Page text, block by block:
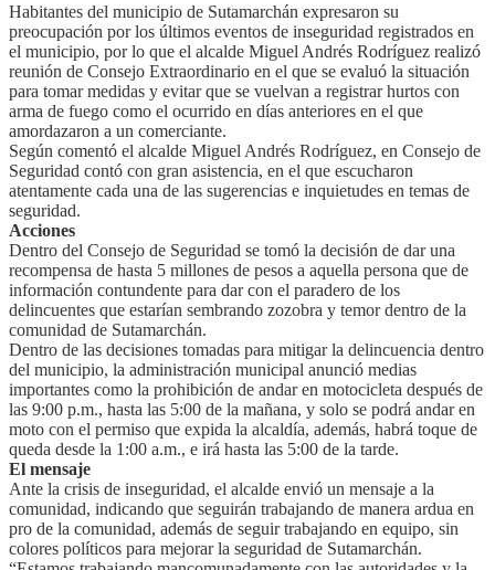
Habitantes del municipio de Sutamarchán expresaron su
preocupación por los últimos eventos de inseguridad registrados en
el municipio, por lo que el alcalde Miguel Andrés Rodríguez realizó
reunión de Consejo Extraordinario en el que se evaluó la situación
para tomar medidas y evitar que se vuelvan a registrar hurtos con
arma de fuego como el ocurrido en días anteriores en el que
amordazaron a un comerciante.
Según comentó el alcalde Miguel Andrés Rodríguez, en Consejo de
Seguridad contó con gran asistencia, en el que escucharon
atentamente cada una de las sugerencias e inquietudes en temas de
seguridad.
Acciones
Dentro del Consejo de Seguridad se tomó la decisión de dar una
recompensa de hasta 5 millones de pesos a aquella persona que de
información contundente para dar con el paradero de los
delincuentes que estarían sembrando zozobra y temor dentro de la
comunidad de Sutamarchán.
Dentro de las decisiones tomadas para mitigar la delincuencia dentro
del municipio, la administración municipal anunció medias
importantes como la prohibición de andar en motocicleta después de
las 9:00 p.m., hasta las 5:00 de la mañana, y solo se podrá andar en
moto con el permiso que expida la alcaldía, además, habrá toque de
queda desde la 1:00 a.m., e irá hasta las 5:00 de la tarde.
El mensaje
Ante la crisis de inseguridad, el alcalde envió un mensaje a la
comunidad, indicando que seguirán trabajando de manera ardua en
pro de la comunidad, además de seguir trabajando en equipo, sin
colores políticos para mejorar la seguridad de Sutamarchán.